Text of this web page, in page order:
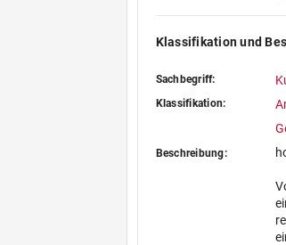
Klassifikation und
Sachbegriff:
Klassifikation:
Beschreibung: